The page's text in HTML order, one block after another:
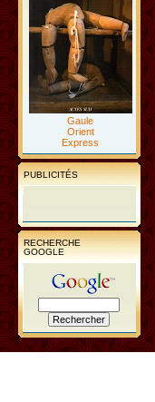
Gaule
Orient
Express
PUBLICITÉS
RECHERCHE
GOOGLE